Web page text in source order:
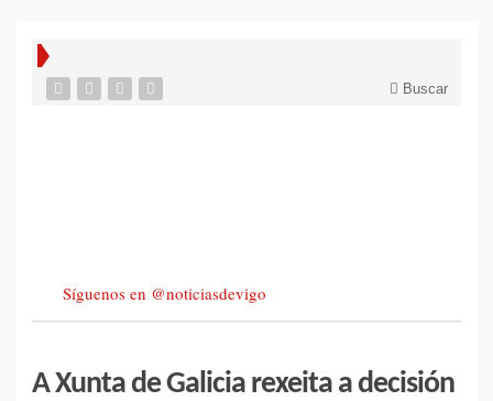
Buscar
Síguenos en @noticiasdevigo
A Xunta de Galicia rexeita a decisión